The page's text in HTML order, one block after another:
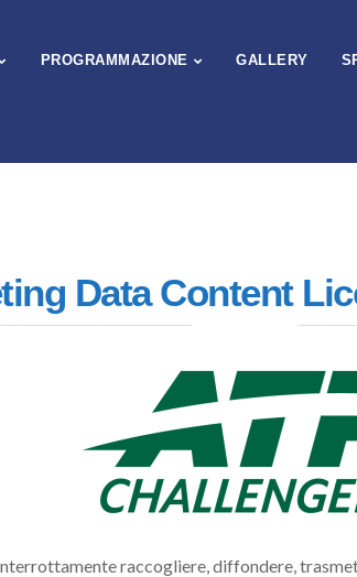
PROGRAMMAZIONE GALLERY
Data Content
raccogliere, diffondere,